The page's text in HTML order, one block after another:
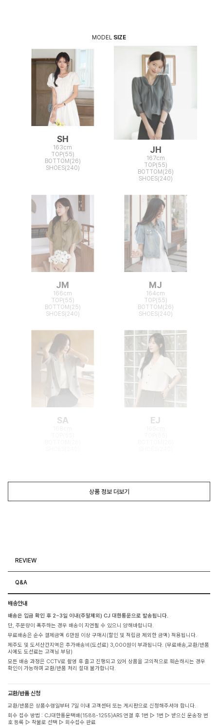
MODEL SIZE
SH
163cm
TOP(55)
BOTTOM(26)
SHOES(240)
JH
167cm
TOP(55)
BOTTOM(26)
SHOES(240)
JM
166cm
TOP(55)
BOTTOM(25)
SHOES(240)
MJ
164cm
TOP(55)
BOTTOM(26)
SHOES(240)
SA EJ
상품 정보 더보기
REVIEW
Q&A
배송안내
배송은 입금 확인 후 2~3일 이내(주말제외) CJ 대한통운으로 발송됩니다.
단, 주문량이 폭주하는 경우 배송이 지연될 수 있으니 양해바랍니다.
무료배송은 순수 결제금액 6만원 이상 구매시(할인 및 적립금 제외한 금액) 적용됩니다.
제주도 및 도서산간지역은 추가배송비(도선료) 3,000원이 부과됩니다. (무료배송,교환/반품
시에도 도선료는 고객님 부담)
모든 배송 과정은 CCTV로 촬영 후 출고 진행되고 있어 상품을 고의적으로 훼손하시는 경우
확인이 가능하며 교환/반품 처리 절대 불가합니다.
교환/반품 신청
교환/반품은 상품수령일부터 7일 이내 고객센터 또는 게시판으로 신청해주셔야 합니다.
회수 접수 방법 : CJ대한통운택배(1588-1255)ARS 연결 후 1번 ▷ 1번 ▷ 받으신 운송장 번
호 등록 ▷ 착불로 선택 ▷ 회수접수 완료